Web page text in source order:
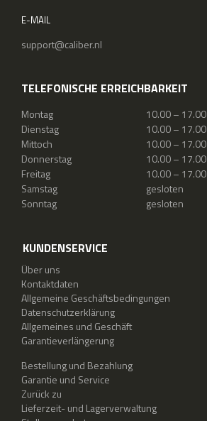
E-MAIL
support@caliber.nl
TELEFONISCHE ERREICHBARKEIT
Montag
10.00 – 17.00
Dienstag
10.00 – 17.00
Mittoch
10.00 – 17.00
Donnerstag
10.00 – 17.00
Freitag
10.00 – 17.00
Samstag
gesloten
Sonntag
gesloten
KUNDENSERVICE
Über uns
Kontaktdaten
Allgemeine Geschäftsbedingungen
Datenschutzerklärung
Allgemeines und Geschäft
Garantieverlängerung
Bestellung und Bezahlung
Garantie und Service
Zurück zu
Lieferzeit- und Lagerverwaltung